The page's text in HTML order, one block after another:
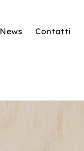
News Contatti